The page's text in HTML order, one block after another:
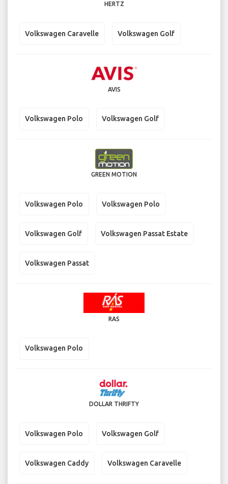
HERTZ
Volkswagen Caravelle Volkswagen Golf
AVIS
Volkswagen Polo Volkswagen Golf
GREEN MOTION
Volkswagen Polo Volkswagen Polo
Volkswagen Golf Volkswagen Passat Estate
Volkswagen Passat
RAS
Volkswagen Polo
DOLLAR THRIFTY
Volkswagen Polo Volkswagen Golf
Volkswagen Caddy Volkswagen Caravelle